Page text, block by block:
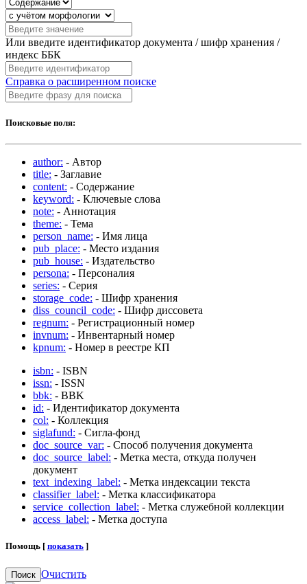
Или введите идентификатор документа / шифр хранения /
индекс ББК
Справка о расширенном поиске
Поисковые поля:
author: - Автор
title: - Заглавие
content: - Содержание
keyword: - Ключевые слова
note: - Аннотация
theme: - Тема
person_name: - Имя лица
pub_place: - Место издания
pub_house: - Издательство
persona: - Персоналия
series: - Серия
storage_code: - Шифр хранения
diss_council_code: - Шифр диссовета
regnum: - Регистрационный номер
invnum: - Инвентарный номер
kpnum: - Номер в реестре КП
isbn: - ISBN
issn: - ISSN
bbk: - BBK
id: - Идентификатор документа
col: - Коллекция
siglafund: - Сигла-фонд
doc_source_var: - Способ получения документа
doc_source_label: - Метка места, откуда получен
документ
text_indexing_label: - Метка индексации текста
classifier_label: - Метка классификатора
service_collection_label: - Метка служебной коллекции
access_label: - Метка доступа
Помощь [ показать ]
Поиск Очистить